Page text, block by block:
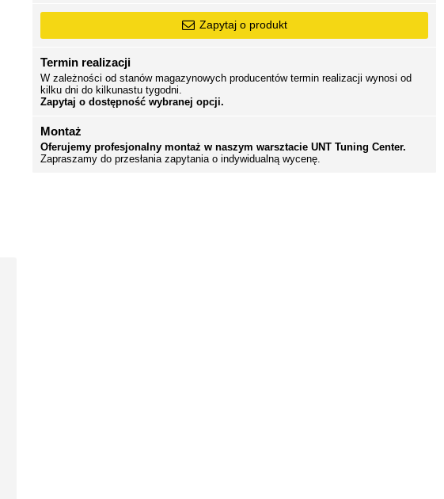
Zapytaj o produkt
Termin realizacji
W zależności od stanów magazynowych producentów termin realizacji wynosi od
kilku dni do kilkunastu tygodni.
Zapytaj o dostępność wybranej opcji.
Montaż
Oferujemy profesjonalny montaż w naszym warsztacie UNT Tuning Center.
Zapraszamy do przesłania zapytania o indywidualną wycenę.